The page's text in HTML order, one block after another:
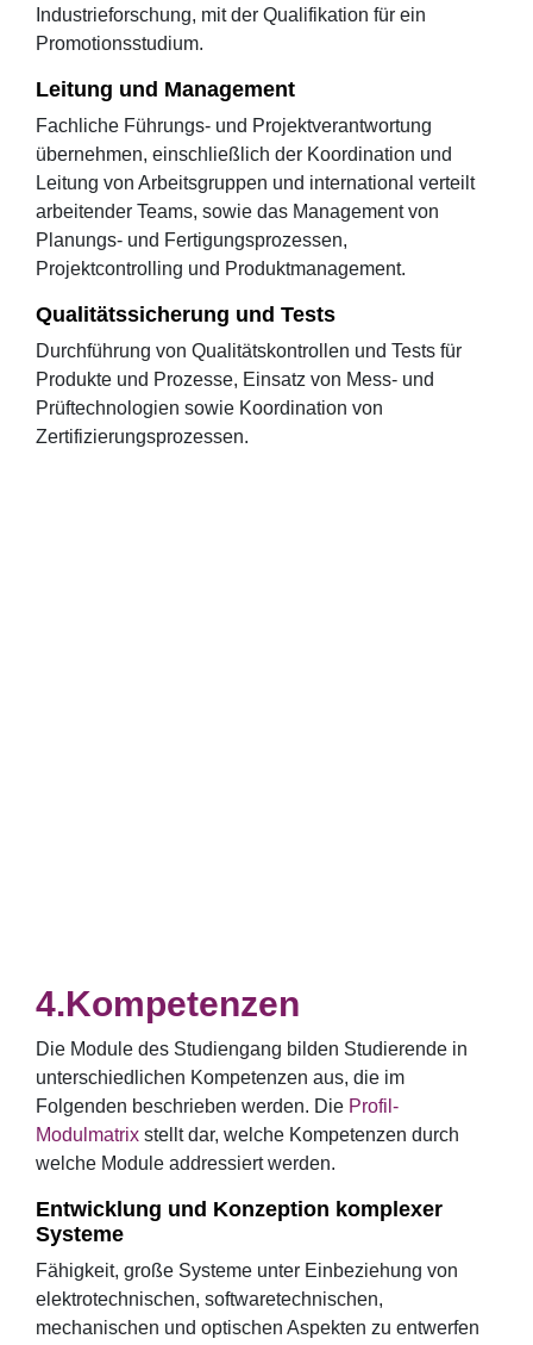
Industrieforschung, mit der Qualifikation für ein
Promotionsstudium.
Leitung und Management
Fachliche Führungs- und Projektverantwortung
übernehmen, einschließlich der Koordination und
Leitung von Arbeitsgruppen und international verteilt
arbeitender Teams, sowie das Management von
Planungs- und Fertigungsprozessen,
Projektcontrolling und Produktmanagement.
Qualitätssicherung und Tests
Durchführung von Qualitätskontrollen und Tests für
Produkte und Prozesse, Einsatz von Mess- und
Prüftechnologien sowie Koordination von
Zertifizierungsprozessen.
Kompetenzen
Die Module des Studiengang bilden Studierende in
unterschiedlichen Kompetenzen aus, die im
Folgenden beschrieben werden. Die Profil-
Modulmatrix stellt dar, welche Kompetenzen durch
welche Module addressiert werden.
Entwicklung und Konzeption komplexer
Systeme
Fähigkeit, große Systeme unter Einbeziehung von
elektrotechnischen, softwaretechnischen,
mechanischen und optischen Aspekten zu entwerfen